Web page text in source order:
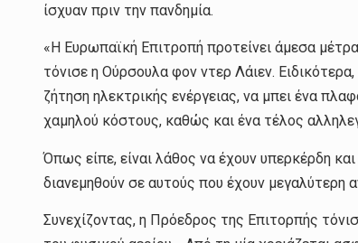
ίσχυαν πριν την πανδημία.
«Η Ευρωπαϊκή Επιτροπή προτείνει άμεσα
τόνισε η Ούρσουλα φον ντερ Λάιεν.
ζήτηση ηλεκτρικής ενέργειας, να μπει ένα
χαμηλού κόστους, καθώς και ένα τέλος
Όπως είπε, είναι λάθος να έχουν υπερκέρδη
διανεμηθούν σε αυτούς που έχουν μεγαλύτερη
Συνεχίζοντας, η Πρόεδρος της Επιτορπής